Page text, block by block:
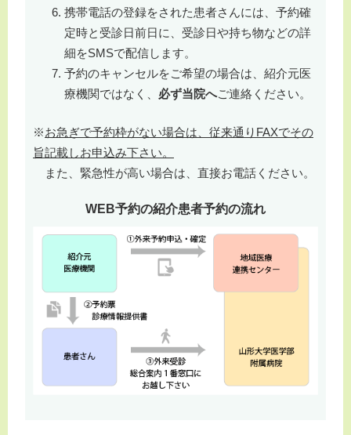
携帯電話の登録をされた患者さんには、予約確
定時と受診日前日に、受診日や持ち物などの詳
細をSMSで配信します。
予約のキャンセルをご希望の場合は、紹介元医
療機関ではなく、 必ず当院へご連絡ください。
※お急ぎで予約枠がない場合は、従来通りFAXでその
旨記載しお申込み下さい。
また、緊急性が高い場合は、直接お電話ください。
WEB予約の紹介患者予約の流れ